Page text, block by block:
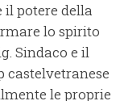
potere della
lo spirito
Sindaco e il
castelvetranese
le proprie